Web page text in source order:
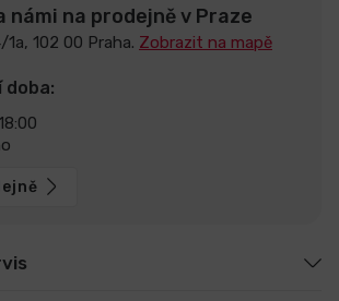
námi na prodejně v Praze
1a, 102 00 Praha. Zobrazit na mapě
doba: